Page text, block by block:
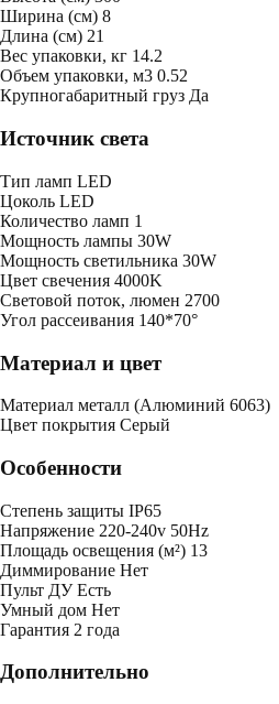
Ширина (см) 8
Длина (см) 21
Bес упаковки, кг 14.2
Oбъем упаковки, м3 0.52
Крупногабаритный груз Да
Источник света
Тип ламп LED
Цоколь LED
Количество ламп 1
Мощность лампы 30W
Мощность светильника 30W
Цвет свечения 4000K
Световой поток, люмен 2700
Угол рассеивания 140*70°
Материал и цвет
Mатериал металл (Алюминий 6063)
Цвет покрытия Серый
Особенности
Степень защиты IP65
Напряжение 220-240v 50Hz
Площадь освещения (м²) 13
Диммирование Нет
Пульт ДУЕсть
Умный дом Нет
Гарантия 2 года
Дополнительно